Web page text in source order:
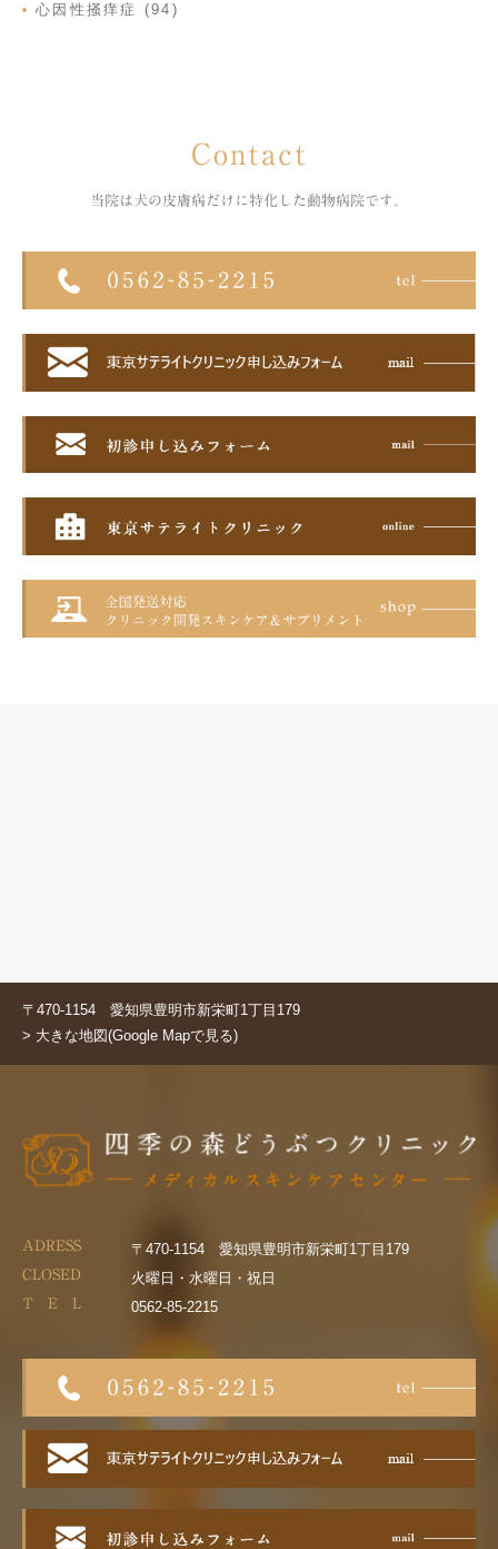
心因性掻痒症 (94)
Contact
当院は犬の皮膚病だけに特化した 動物病院です。
〒470-1154 愛知県豊明市新栄町1丁目179
> 大きな地図(Google Mapで見る)
ADRESS 〒470-1154 愛知県豊明市新栄町1丁目179
CLOSED 火曜日・水曜日・祝日
T E L 0562-85-2215